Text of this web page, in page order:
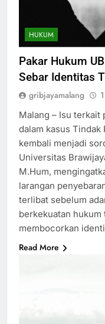
HUKUM
Pakar Hukum
Sebar Identitas
gribjayamalang
Malang – Isu terkait
dalam kasus Tindak
kembali menjadi
Universitas
M.Hum,
larangan
terlibat sebelum
berkekuatan
membocorkan
Read More